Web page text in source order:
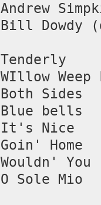
Andrew
Bill Dowdy
Tenderly
WIllow Weep
Both Sides
Blue bells
It's Nice
Goin' Home
Wouldn' You
O Sole Mio